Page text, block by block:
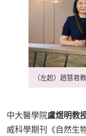
（左起）趙慧君
中大醫學院盧煜明教
威科學期刊《自然生